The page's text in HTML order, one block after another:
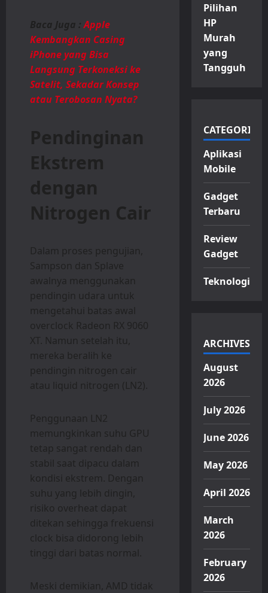
Baca Juga :Apple
Kembangkan Casing
iPhone yang Bisa
Langsung Terkoneksi ke
Satelit, Sekadar Konsep
atau Terobosan Nyata?
Pendinginan
Ekstrem
dengan
Nitrogen Cair
Dalam proses pengujian,
Sampson dan Splave
awalnya menggunakan
pendingin udara untuk
mengetahui batas awal
overclock Radeon RX 9060
XT. Namun setelah itu,
mereka beralih ke
pendingin nitrogen cair
atau liquid nitrogen (LN2).
Penggunaan LN2
memungkinkan suhu GPU
tetap sangat rendah dan
stabil saat dipacu dalam
kondisi ekstrem. Dengan
suhu yang lebih dingin,
risiko overheat dapat
ditekan sehingga frekuensi
clock bisa didorong lebih
tinggi dari batas normal.
Meski demikian, AMD tidak
Pilihan
HP
Murah
yang
Tangguh
CATEGORIES
Aplikasi
Mobile
Gadget
Terbaru
Review
Gadget
Teknologi
ARCHIVES
August
2026
July 2026
June 2026
May 2026
April 2026
March
2026
February
2026